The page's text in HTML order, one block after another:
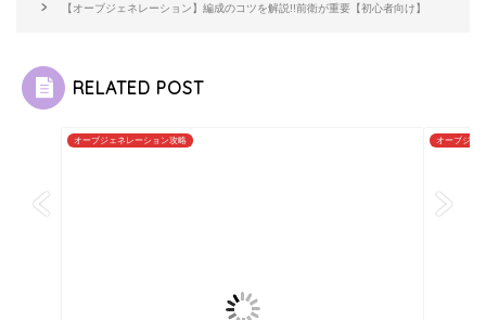
【オーブジェネレーション】編成のコツを解説!!前衛が重要【初心者向け】
RELATED POST
オーブジェネレーション攻略 オーブジェ